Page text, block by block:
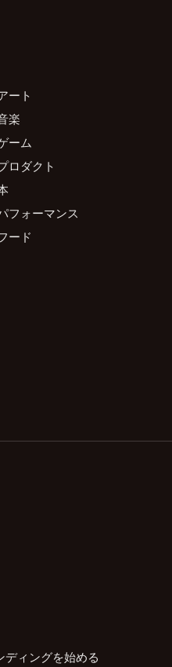
ート
楽
ーム
ロダクト
フォーマンス
ード
ィングを始める